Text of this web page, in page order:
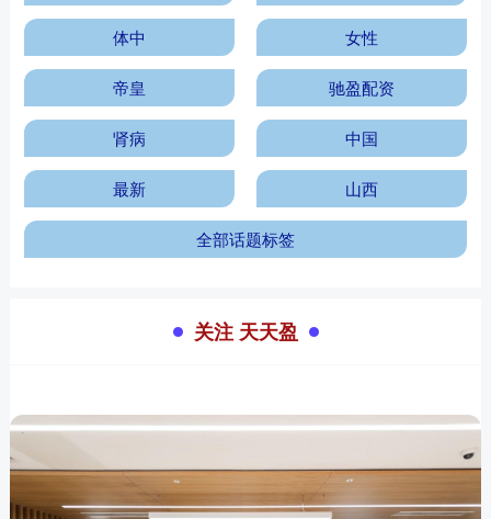
体中 女性
帝皇 驰盈配资
肾病 中国
最新 山西
全部话题标签
关注 天天盈